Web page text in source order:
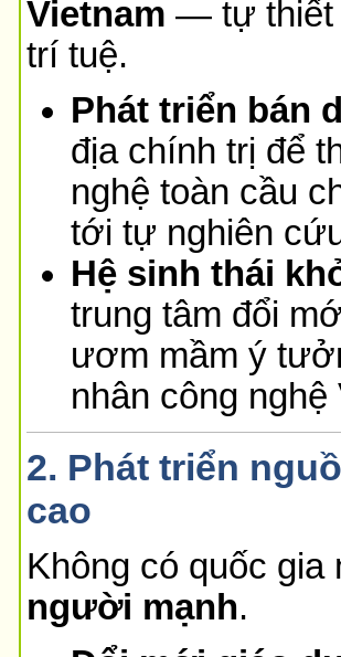
Vietnam — tự thiết
trí tuệ.
Phát triển bán
địa chính trị để
nghệ toàn cầu
tới tự nghiên
Hệ sinh thái
trung tâm đổi
ươm mầm ý
nhân công nghệ
2. Phát triển
cao
Không có quốc
người mạnh.